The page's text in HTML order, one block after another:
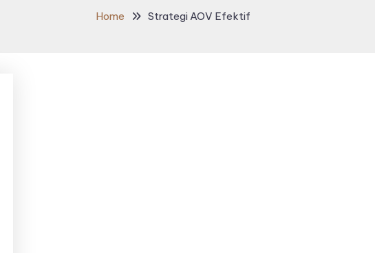
Home Strategi AOV Efektif